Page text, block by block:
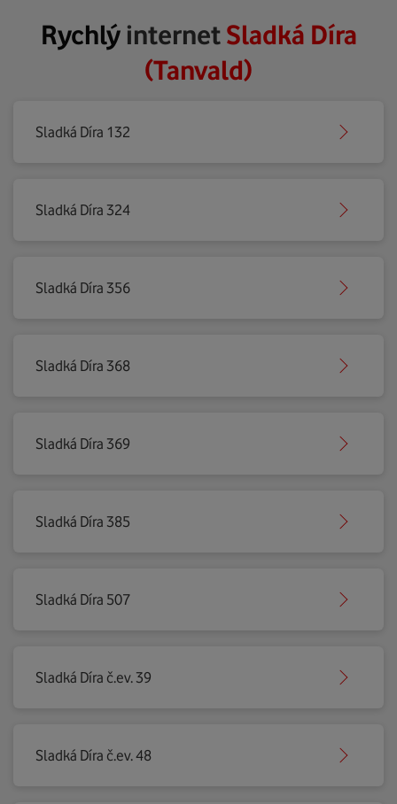
RychlýinternetSladká Díra
(Tanvald)
Sladká Díra 132
Sladká Díra 324
Sladká Díra 356
Sladká Díra 368
Sladká Díra 369
Sladká Díra 385
Sladká Díra 507
Sladká Díra č.ev. 39
Sladká Díra č.ev. 48